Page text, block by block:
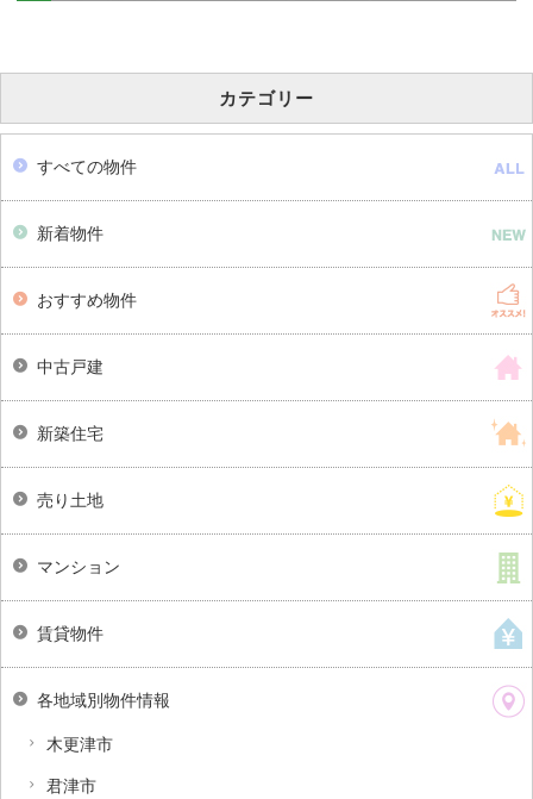
カテゴリー
すべての物件
新着物件
おすすめ物件
中古戸建
新築住宅
売り土地
マンション
賃貸物件
各地域別物件情報
木更津市
君津市